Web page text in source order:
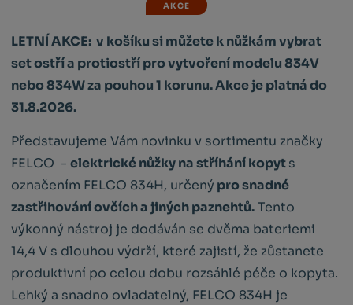
AKCE
LETNÍ AKCE: v košíku si můžete k nůžkám vybrat
set ostří a protiostří pro vytvoření modelu 834V
nebo 834W za pouhou 1 korunu. Akce je platná do
31.8.2026.
Představujeme Vám novinku v sortimentu značky
FELCO -elektrické nůžky na stříhání kopyts
označením FELCO 834H, určený pro snadné
zastřihování ovčích a jiných paznehtů.Tento
výkonný nástroj je dodáván se dvěma bateriemi
14,4 V s dlouhou výdrží, které zajistí, že zůstanete
produktivní po celou dobu rozsáhlé péče o kopyta.
Lehký a snadno ovladatelný, FELCO 834H je